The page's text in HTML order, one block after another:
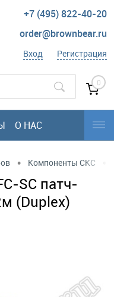
+7 (495) 822-40-20
order@brownbear.ru
Вход Регистрация
0
О НАС
• Компоненты СКС
SC патч-
(Duplex)